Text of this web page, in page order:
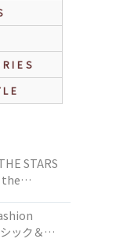
STARS
the
ック＆ロ